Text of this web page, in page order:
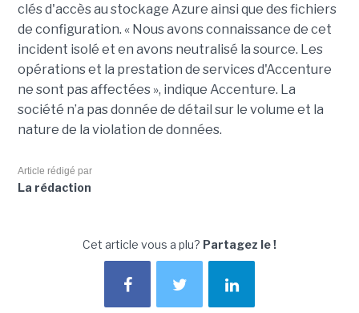
clés d'accès au stockage Azure ainsi que des fichiers
de configuration. « Nous avons connaissance de cet
incident isolé et en avons neutralisé la source. Les
opérations et la prestation de services d'Accenture
ne sont pas affectées », indique Accenture. La
société n’a pas donnée de détail sur le volume et la
nature de la violation de données.
Article rédigé par
La rédaction
Cet article vous a plu? Partagez le !